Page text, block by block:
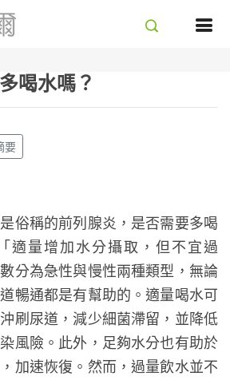
喝水嗎？
要
俗稱的前列腺炎，是否需要多喝
適量增加水分攝取，但不宜過
分為急性與慢性兩種類型，無論
暢通都是有幫助的。適量喝水可
刷尿道，減少細菌滯留，並降低
風險。此外，足夠水分也有助於
加速恢復。然而，過量飲水並不